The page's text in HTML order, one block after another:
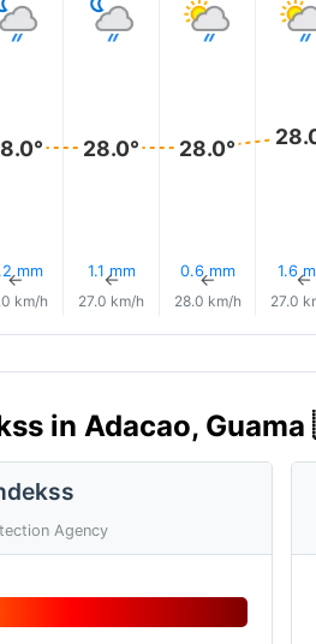
mm
↑
km/h
28.0°
1.1 mm
↑
27.0 km/h
28.0°
0.6 mm
↑
28.0 km/h
1.6↑
27.0
in Adacao,
Agency